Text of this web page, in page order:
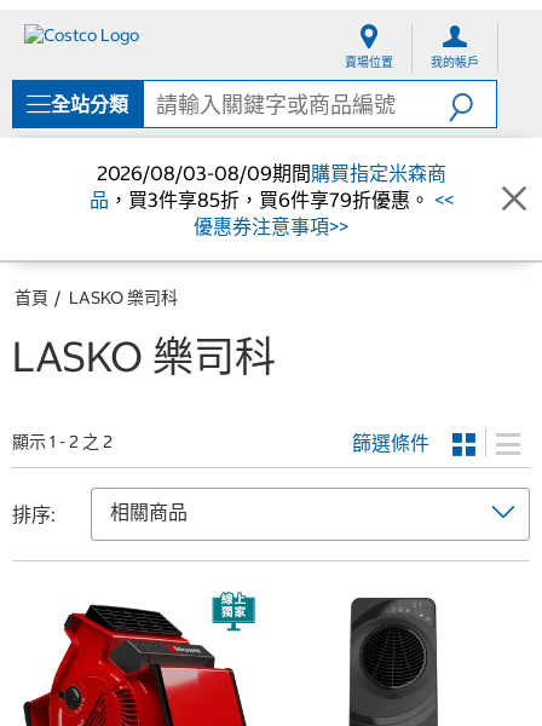
單
賣場位置 我的帳戶
全站分類
2026/08/03-08/09期間購買指定米森商
品 ，買3件享85折，買6件享79折優惠。 <<
優惠券注意事項>>
首頁 LASKO 樂司科
LASKO 樂司科
顯示 1 - 2 之 2 篩選條件
排序: